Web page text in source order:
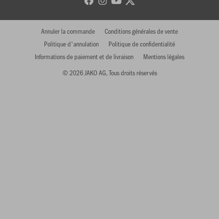
© 2026 JAKO AG, Tous droits réservés
Annuler la commande
Conditions générales de vente
Politique d'annulation
Politique de confidentialité
Informations de paiement et de livraison
Mentions légales